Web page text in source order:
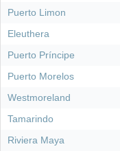
Puerto Limon
Eleuthera
Puerto Príncipe
Puerto Morelos
Westmoreland
Tamarindo
Riviera Maya